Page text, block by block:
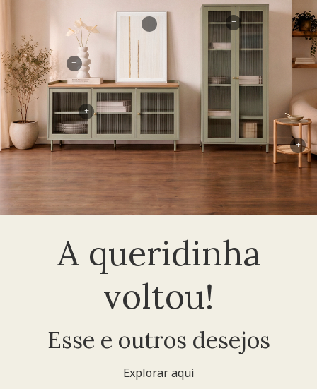
A queridinha
voltou!
Esse e outros desejos
Explorar aqui
+
+
+
+
+